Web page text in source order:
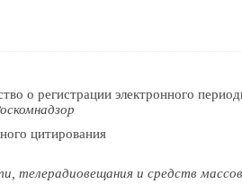
о регистрации электронного
цитирования
телерадиовещания и средств